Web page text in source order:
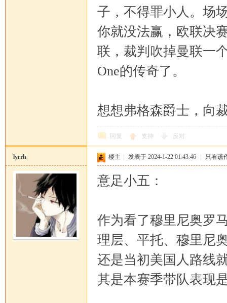
子，不得罪小人。场
你就没法赢，欧联决
联，裁判吹掉曼联一
One的传奇了。
想想弗格森爵士，向
回复 支持 反对
lyrrh 楼主 发表于 2024-1-22 01:43:46 只看该
意足小五：
作为看了穆里尼奥罗
理层、平托、穆里尼
还是当初美国人路线
其是本赛季带队表现